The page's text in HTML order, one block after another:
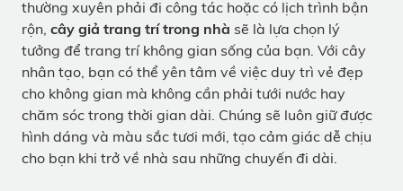
thường xuyên phải đi công tác hoặc có lịch trình bận
rộn, cây giả trang trí trong nhà sẽ là lựa chọn lý
tưởng để trang trí không gian sống của bạn. Với cây
nhân tạo, bạn có thể yên tâm về việc duy trì vẻ đẹp
cho không gian mà không cần phải tưới nước hay
chăm sóc trong thời gian dài. Chúng sẽ luôn giữ được
hình dáng và màu sắc tươi mới, tạo cảm giác dễ chịu
cho bạn khi trở về nhà sau những chuyến đi dài.